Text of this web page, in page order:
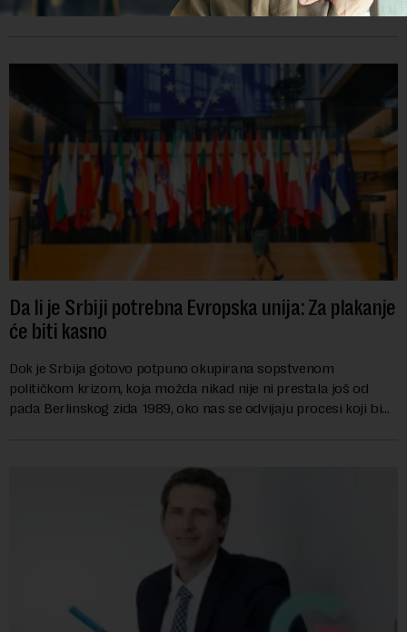
tri decenije iskustva u francuskoj diplomatiji. Tokom bogate
Da li je Srbiji potrebna Evropska unija: Za plakanje
će biti kasno
Dok je Srbija gotovo potpuno okupirana sopstvenom
političkom krizom, koja možda nikad nije ni prestala još od
pada Berlinskog zida 1989, oko nas se odvijaju procesi koji bi